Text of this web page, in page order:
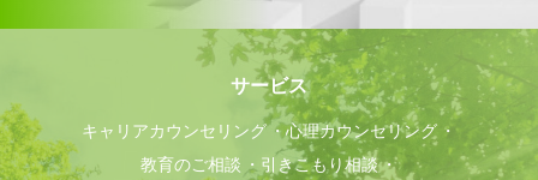
サービス
キャリアカウンセリング
心理カウンセリング
教育のご相談
引きこもり相談